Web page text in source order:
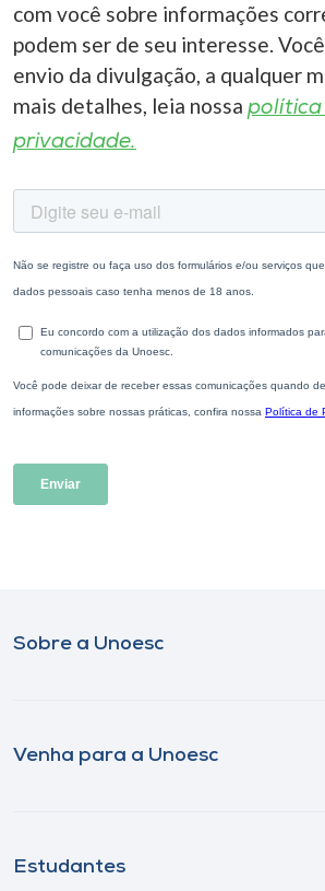
com você sobre informações
podem ser de seu interesse.
envio da divulgação, a qualquer
mais detalhes, leia nossa política
privacidade.
Sobre a Unoesc
Venha para a Unoesc
Estudantes